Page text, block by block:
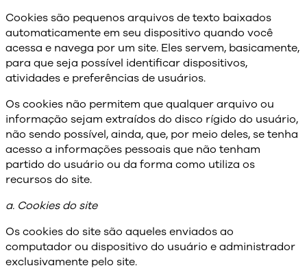
Cookies são pequenos arquivos de texto baixados
automaticamente em seu dispositivo quando você
acessa e navega por um site. Eles servem, basicamente,
para que seja possível identificar dispositivos,
atividades e preferências de usuários.
Os cookies não permitem que qualquer arquivo ou
informação sejam extraídos do disco rígido do usuário,
não sendo possível, ainda, que, por meio deles, se tenha
acesso a informações pessoais que não tenham
partido do usuário ou da forma como utiliza os
recursos do site.
a. Cookies do site
Os cookies do site são aqueles enviados ao
computador ou dispositivo do usuário e administrador
exclusivamente pelo site.